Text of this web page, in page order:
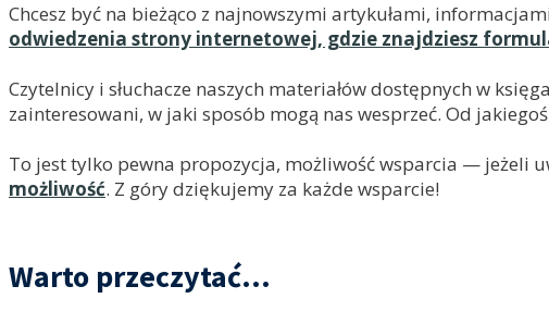
Chcesz być na bieżąco z najnowszymi artykułami,
odwiedzenia strony internetowej, gdzie znajdziesz
Czytelnicy i słuchacze naszych materiałów dostępnych w
zainteresowani, w jaki sposób mogą nas wesprzeć. Od
To jest tylko pewna propozycja, możliwość wsparcia — jeżeli
możliwość. Z góry dziękujemy za każde wsparcie!
Warto przeczytać...